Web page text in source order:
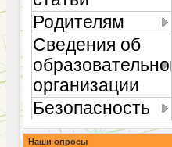
Родителям
Сведения об
образовательной
организации
Безопасность
Наши опросы